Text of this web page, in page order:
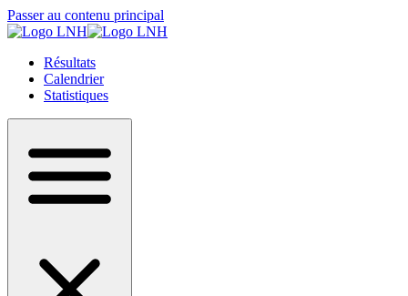
Passer au contenu principal
Résultats
Calendrier
Statistiques